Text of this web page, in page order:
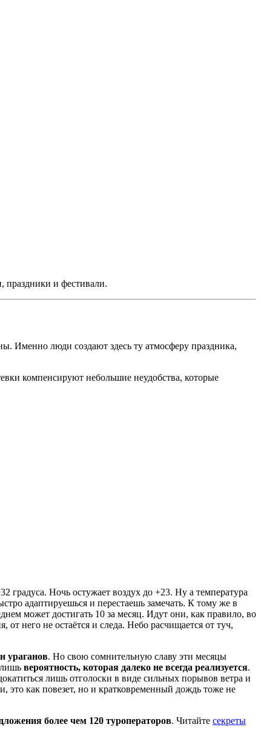
праздники и фестивали.
Именно люди создают здесь ту атмосферу праздника,
компенсируют небольшие неудобства, которые
градуса. Ночь остужает воздух до +23. Ну а температура
адаптируешься и перестаешь замечать. К тому же в
может достигать 10 за месяц. Идут они, как правило, во
него не остаётся и следа. Небо расчищается от туч,
ураганов. Но свою сомнительную славу эти месяцы
вероятность, которая далеко не всегда реализуется.
лишь отголоски в виде сильных порывов ветра и
это как повезет, но и кратковременный дождь тоже не
более чем 120 туроператоров. Читайте секреты